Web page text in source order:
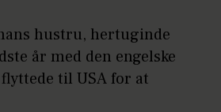
hustru, hertuginde
år med den engelske
til USA for at